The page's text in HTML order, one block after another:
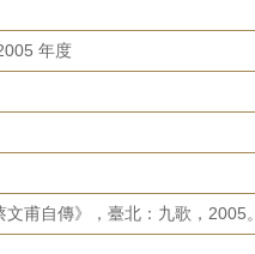
年度
文甫自傳》，臺北：九歌，2005。